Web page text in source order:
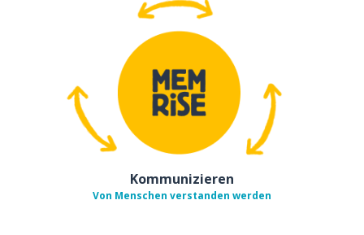
Kommunizieren
Von Menschen verstanden werden